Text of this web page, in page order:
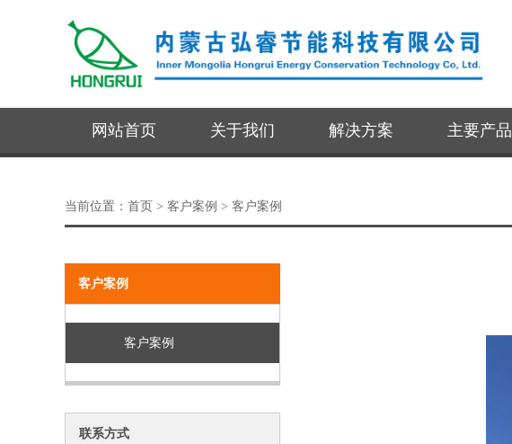
网站首页 关于我们 解决方案 主要产品
当前位置： 首页 > 客户案例 > 客户案例
客户案例
客户案例
联系方式